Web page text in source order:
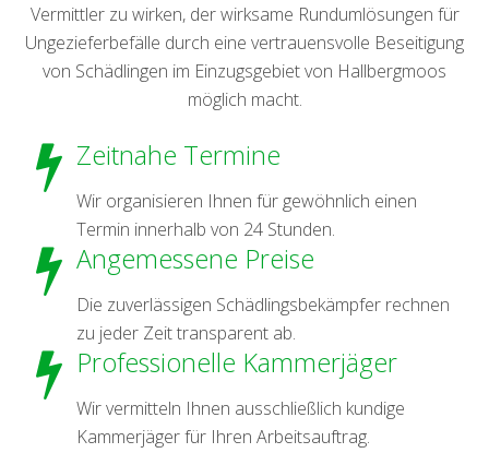
Vermittler zu wirken, der wirksame Rundumlösungen für
Ungezieferbefälle durch eine vertrauensvolle Beseitigung
von Schädlingen im Einzugsgebiet von Hallbergmoos
möglich macht.
Zeitnahe Termine
Wir organisieren Ihnen für gewöhnlich einen
Termin innerhalb von 24 Stunden.
Angemessene Preise
Die zuverlässigen Schädlingsbekämpfer rechnen
zu jeder Zeit transparent ab.
Professionelle Kammerjäger
Wir vermitteln Ihnen ausschließlich kundige
Kammerjäger für Ihren Arbeitsauftrag.